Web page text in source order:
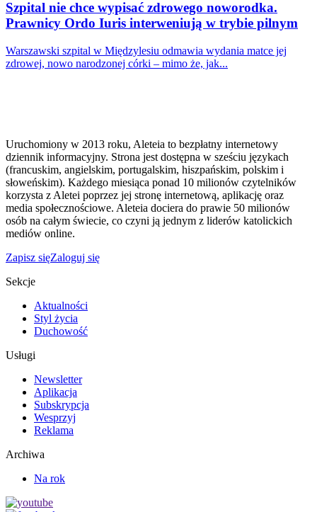
Szpital nie chce wypisać zdrowego noworodka.
Prawnicy Ordo Iuris interweniują w trybie pilnym
Warszawski szpital w Międzylesiu odmawia wydania matce jej
zdrowej, nowo narodzonej córki – mimo że, jak...
Uruchomiony w 2013 roku, Aleteia to bezpłatny internetowy
dziennik informacyjny. Strona jest dostępna w sześciu językach
(francuskim, angielskim, portugalskim, hiszpańskim, polskim i
słoweńskim). Każdego miesiąca ponad 10 milionów czytelników
korzysta z Aletei poprzez jej stronę internetową, aplikację oraz
media społecznościowe. Aleteia dociera do prawie 50 milionów
osób na całym świecie, co czyni ją jednym z liderów katolickich
mediów online.
Zapisz sięZaloguj się
Sekcje
Aktualności
Styl życia
Duchowość
Usługi
Newsletter
Aplikacja
Subskrypcja
Wesprzyj
Reklama
Archiwa
Na rok